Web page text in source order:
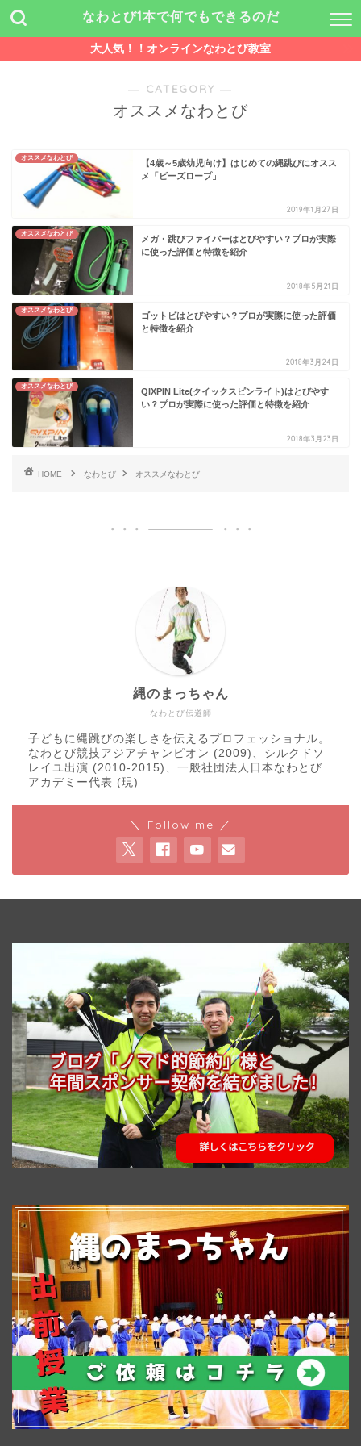
なわとび1本で何でもできるのだ
大人気！！オンラインなわとび教室
― CATEGORY ―
オススメなわとび
オススメなわとび
【4歳～5歳幼児向け】はじめての縄跳びにオスス
メ「ビーズロープ」
2019年1月27日
オススメなわとび
メガ・跳びファイバーはとびやすい？プロが実際
に使った評価と特徴を紹介
2018年5月21日
オススメなわとび
ゴットビはとびやすい？プロが実際に使った評価
と特徴を紹介
2018年3月24日
オススメなわとび
QIXPIN Lite(クイックスピンライト)はとびやす
い？プロが実際に使った評価と特徴を紹介
2018年3月23日
HOME なわとび オススメなわとび
なわとび伝道師
縄のまっちゃん
子どもに縄跳びの楽しさを伝えるプロフェッショナル。
なわとび競技アジアチャンピオン (2009)、シルクドソ
レイユ出演 (2010-2015)、一般社団法人日本なわとび
アカデミー代表 (現)
＼ Follow me ／